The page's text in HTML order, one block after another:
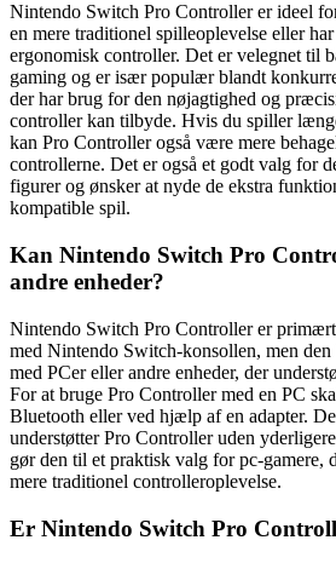
Nintendo Switch Pro Controller er ideel
en mere traditionel spilleoplevelse eller
ergonomisk controller. Det er velegnet til
gaming og er især populær blandt
der har brug for den nøjagtighed og
controller kan tilbyde. Hvis du spiller
kan Pro Controller også være mere
controllerne. Det er også et godt valg for
figurer og ønsker at nyde de ekstra
kompatible spil.
Kan Nintendo Switch Pro
andre enheder?
Nintendo Switch Pro Controller er
med Nintendo Switch-konsollen, men den
med PCer eller andre enheder, der
For at bruge Pro Controller med en PC
Bluetooth eller ved hjælp af en adapter.
understøtter Pro Controller uden
gør den til et praktisk valg for pc-gamere,
mere traditionel controlleroplevelse.
Er Nintendo Switch Pro